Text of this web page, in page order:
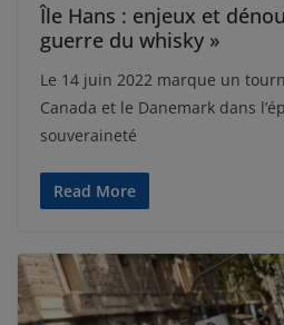
Île Hans : enjeux et
guerre du whisky »
Le 14 juin 2022 marque un
Canada et le Danemark dans
souveraineté
Read More